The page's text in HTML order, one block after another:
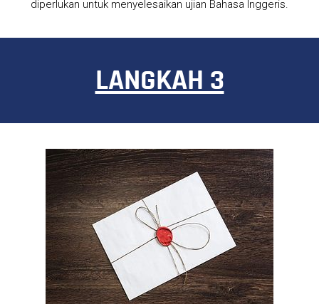
diperlukan untuk menyelesaikan ujian Bahasa Inggeris.
LANGKAH 3